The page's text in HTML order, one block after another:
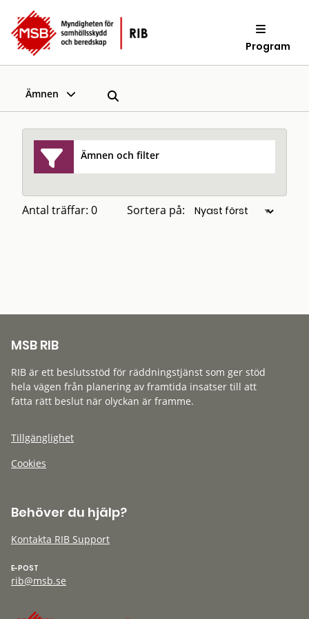
Program
Ämnen
Ämnen och filter
Antal träffar: 0 Sortera på:
MSB RIB
RIB är ett beslutsstöd för räddningstjänst som ger stöd
hela vägen från planering av framtida insatser till att
fatta rätt beslut när olyckan är framme.
Tillgänglighet
Cookies
Behöver du hjälp?
Kontakta RIB Support
E-POST
rib@msb.se